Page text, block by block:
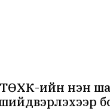
ийн нэн